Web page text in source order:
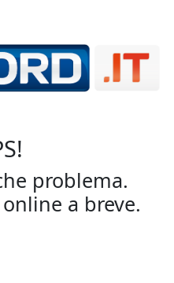
problema.
a breve.